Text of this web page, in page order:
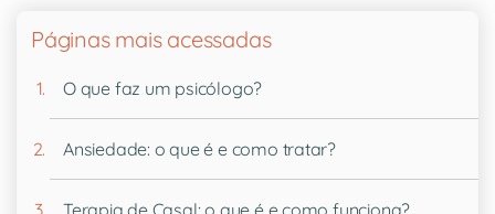
Páginas mais acessadas
O que faz um psicólogo?
Ansiedade: o que é e como tratar?